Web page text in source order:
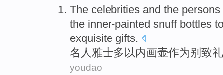
The celebrities and the persons
the inner-painted snuff bottles
exquisite gifts.
名人雅士多以内画壶作为别致
youdao